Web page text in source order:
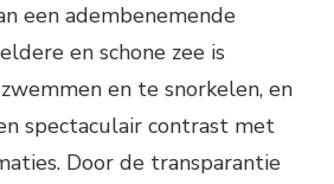
een adembenemende
en schone zee is
en te snorkelen, en
spectaculair contrast met
Door de transparantie